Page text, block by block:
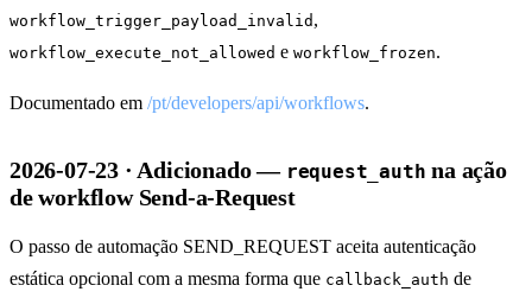
workflow_trigger_payload_invalid ,
workflow_execute_not_allowed e workflow_frozen.
Documentado em /pt/developers/api/workflows.
2026-07-23 · Adicionado — request_auth na ação
de workflow Send-a-Request
O passo de automação SEND_REQUEST aceita autenticação
estática opcional com a mesma forma que callback_auth de